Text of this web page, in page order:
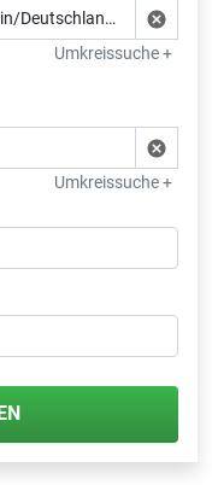
Umkreissuche +
Umkreissuche +